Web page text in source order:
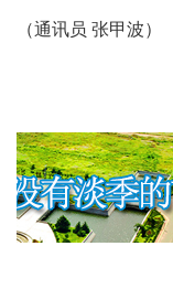
（通讯员 张甲波）